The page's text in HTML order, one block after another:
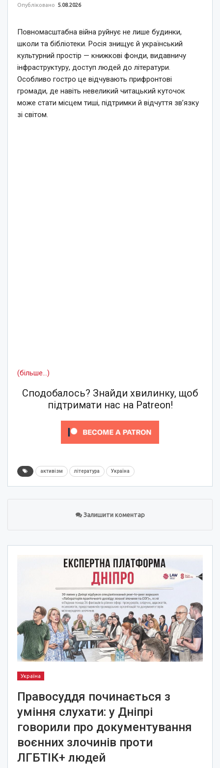
Опубліковано 5.08.2026
Повномасштабна війна руйнує не лише будинки,
школи та бібліотеки. Росія знищує й український
культурний простір — книжкові фонди, видавничу
інфраструктуру, доступ людей до літератури.
Особливо гостро це відчувають прифронтові
громади, де навіть невеликий читацький куточок
може стати місцем тиші, підтримки й відчуття зв’язку
зі світом.
(більше…)
Сподобалось? Знайди хвилинку, щоб
підтримати нас на Patreon!
активізм література Україна
Залишити коментар
Україна
Правосуддя починається з
уміння слухати: у Дніпрі
говорили про документування
воєнних злочинів проти
ЛГБТІК+ людей